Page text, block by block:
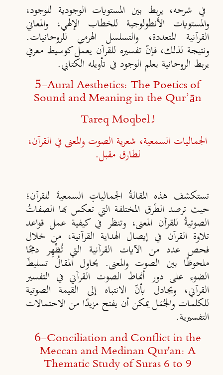
في شرحه، يربط بين المستويات الوجودية للوجود،
والمستويات الأنطولوجية للخطاب الإلهي، والمعاني
القرآنية المتعددة، والتسلسل الهرمي للروحانيات.
ونتيجة لذلك، فإنّ تفسيره للقرآن يعمل كوسيط معرفي
يربط الروحانية بعلم الوجود في تأويله الكتابي.
5-Aural Aesthetics: The Poetics of
Sound and Meaning in the Qurʾān
لـTareq Moqbel
الجماليات السمعية، شعرية الصوت والمعنى في القرآن،
لطارق مقبل.
تستكشف هذه المقالةُ الجمالياتِ السمعيةَ للقرآن؛
حيث ترصد الطّرق المختلفة التي تعكس بها الصفاتُ
الصوتيةُ للقرآن المعنى، وتنظر في كيفية عمل قواعد
تلاوة القرآن في إيصال الهداية القرآنية، من خلال
فحص عدد من الآيات القرآنية التي تُظْهِر دمجًا
ملحوظًا بين الصوت والمعنى. يحاول المقالُ تسليطَ
الضوء على دور أنماط الصوت القرآني في التفسير
القرآني، ويجادل بأنّ الانتباه إلى القيمة الصوتية
للكلمات والجُمَل يمكن أن يفتح مزيدًا من الاحتمالات
التفسيرية.
6-Conciliation and Conflict in the
Meccan and Medinan Qur'an: A
Thematic Study of Suras 6 to 9